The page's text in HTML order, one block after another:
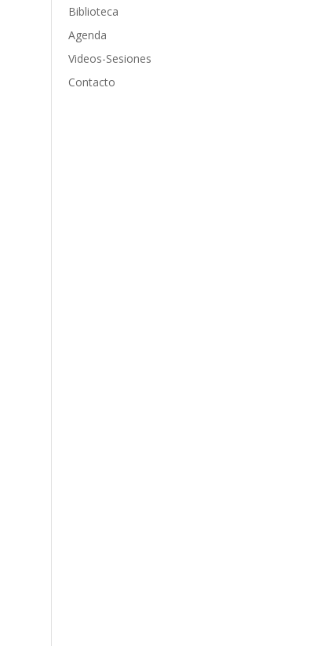
Biblioteca
Agenda
Videos-Sesiones
Contacto